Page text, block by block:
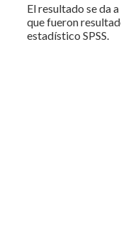
El resultado se da
que fueron
estadístico SPSS.